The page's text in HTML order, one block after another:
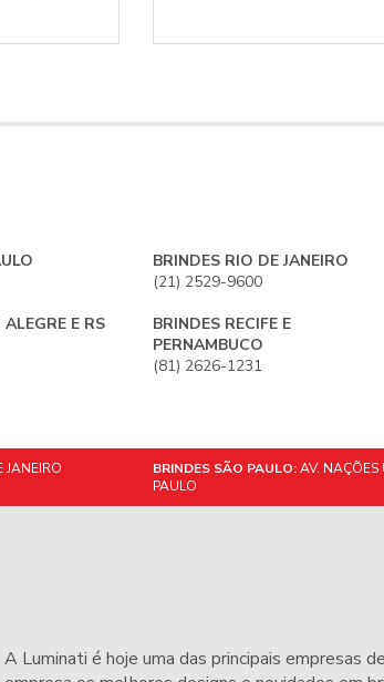
E RS
BRINDES RIO DE JANEIRO
(21) 2529-9600
BRINDES RECIFE E
PERNAMBUCO
(81) 2626-1231
JANEIRO BRINDES SÃO PAULO:AV.
PAULO
A Luminati é hoje uma das principais empresas